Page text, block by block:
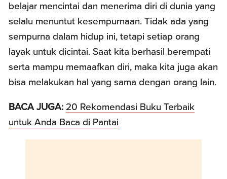
belajar mencintai dan menerima diri di dunia yang
selalu menuntut kesempurnaan. Tidak ada yang
sempurna dalam hidup ini, tetapi setiap orang
layak untuk dicintai. Saat kita berhasil berempati
serta mampu memaafkan diri, maka kita juga akan
bisa melakukan hal yang sama dengan orang lain.
BACA JUGA: 20 Rekomendasi Buku Terbaik
untuk Anda Baca di Pantai